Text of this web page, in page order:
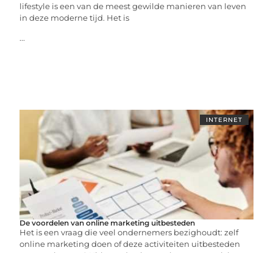
lifestyle is een van de meest gewilde manieren van leven
in deze moderne tijd. Het is
...
INTERNET
De voordelen van online marketing uitbesteden
Het is een vraag die veel ondernemers bezighoudt: zelf
online marketing doen of deze activiteiten uitbesteden